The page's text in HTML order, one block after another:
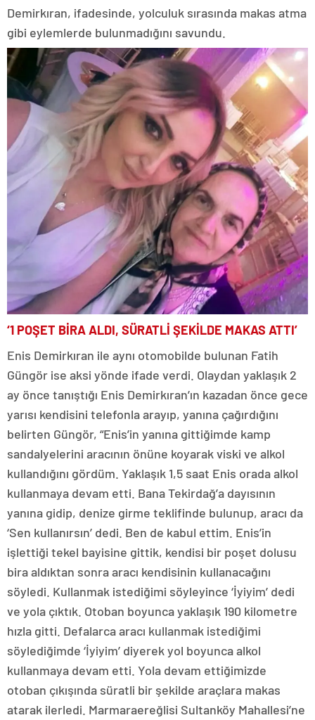
Demirkıran, ifadesinde, yolculuk sırasında makas atma
gibi eylemlerde bulunmadığını savundu.
‘1 POŞET BİRA ALDI, SÜRATLİ ŞEKİLDE MAKAS ATTI’
Enis Demirkıran ile aynı otomobilde bulunan Fatih
Güngör ise aksi yönde ifade verdi. Olaydan yaklaşık 2
ay önce tanıştığı Enis Demirkıran’ın kazadan önce gece
yarısı kendisini telefonla arayıp, yanına çağırdığını
belirten Güngör, “Enis’in yanına gittiğimde kamp
sandalyelerini aracının önüne koyarak viski ve alkol
kullandığını gördüm. Yaklaşık 1,5 saat Enis orada alkol
kullanmaya devam etti. Bana Tekirdağ’a dayısının
yanına gidip, denize girme teklifinde bulunup, aracı da
‘Sen kullanırsın’ dedi. Ben de kabul ettim. Enis’in
işlettiği tekel bayisine gittik, kendisi bir poşet dolusu
bira aldıktan sonra aracı kendisinin kullanacağını
söyledi. Kullanmak istediğimi söyleyince ‘İyiyim’ dedi
ve yola çıktık. Otoban boyunca yaklaşık 190 kilometre
hızla gitti. Defalarca aracı kullanmak istediğimi
söylediğimde ‘İyiyim’ diyerek yol boyunca alkol
kullanmaya devam etti. Yola devam ettiğimizde
otoban çıkışında süratli bir şekilde araçlara makas
atarak ilerledi. Marmaraereğlisi Sultanköy Mahallesi’ne